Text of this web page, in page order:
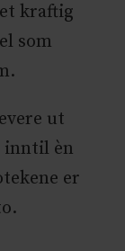
kraftig
som
ut
inntil èn
er